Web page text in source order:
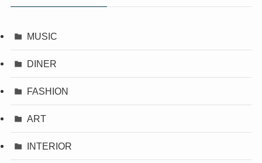
MUSIC
DINER
FASHION
ART
INTERIOR